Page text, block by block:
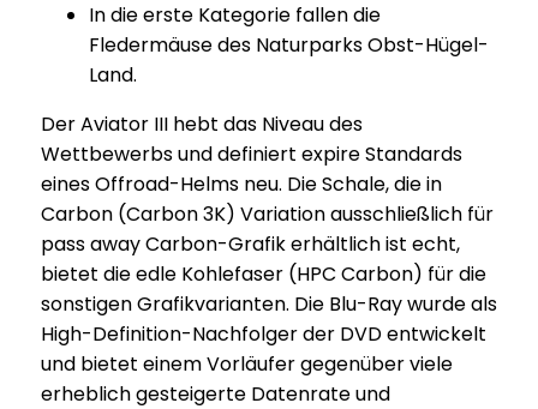
In die erste Kategorie fallen die
Fledermäuse des Naturparks Obst-Hügel-
Land.
Der Aviator III hebt das Niveau des
Wettbewerbs und definiert expire Standards
eines Offroad-Helms neu. Die Schale, die in
Carbon (Carbon 3K) Variation ausschließlich für
pass away Carbon-Grafik erhältlich ist echt,
bietet die edle Kohlefaser (HPC Carbon) für die
sonstigen Grafikvarianten. Die Blu-Ray wurde als
High-Definition-Nachfolger der DVD entwickelt
und bietet einem Vorläufer gegenüber viele
erheblich gesteigerte Datenrate und